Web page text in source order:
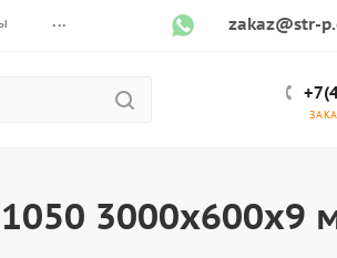
... zakaz@str-
3000x600x9